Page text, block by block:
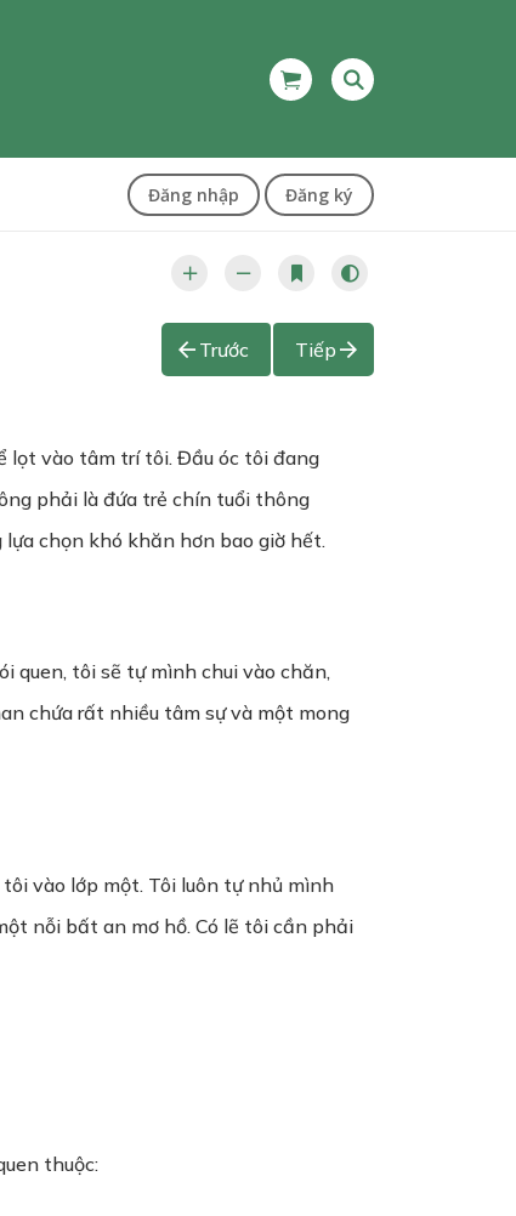
Đăng nhập Đăng ký
Trước Tiếp
lọt vào tâm trí tôi. Đầu óc tôi đang
phải là đứa trẻ chín tuổi thông
chọn khó khăn hơn bao giờ hết.
quen, tôi sẽ tự mình chui vào chăn,
chứa rất nhiều tâm sự và một mong
vào lớp một. Tôi luôn tự nhủ mình
nỗi bất an mơ hồ. Có lẽ tôi cần phải
thuộc: